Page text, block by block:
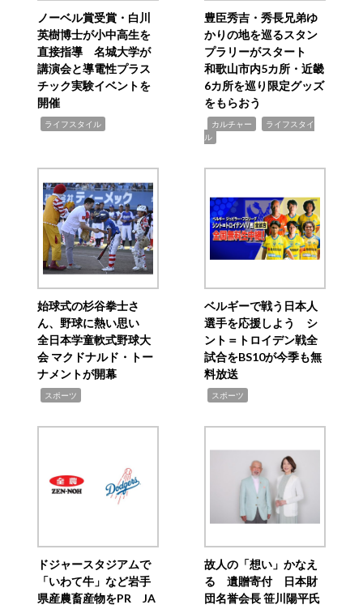
ノーベル賞受賞・白川
英樹博士が小中高生を
直接指導 名城大学が
講演会と導電性プラス
チック実験イベントを
開催
ライフスタイル
豊臣秀吉・秀長兄弟ゆ
かりの地を巡るスタン
プラリーがスタート
和歌山市内5カ所・近畿
6カ所を巡り限定グッズ
をもらおう
カルチャー
ライフスタイ
ル
始球式の杉谷拳士さ
ん、野球に熱い思い
全日本学童軟式野球大
会 マクドナルド・トー
ナメントが開幕
スポーツ
ベルギーで戦う日本人
選手を応援しよう シ
ント＝トロイデン戦全
試合をBS10が今季も無
料放送
スポーツ
ドジャースタジアムで
「いわて牛」など岩手
県産農畜産物をPR JA
故人の「想い」かなえ
る 遺贈寄付 日本財
団名誉会長 笹川陽平氏